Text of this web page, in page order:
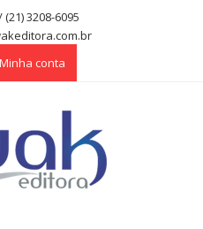
(21) 3208-6095
Minha conta